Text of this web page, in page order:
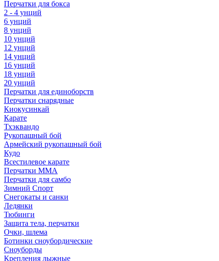
Перчатки для бокса
2 - 4 унций
6 унций
8 унций
10 унций
12 унций
14 унций
16 унций
18 унций
20 унций
Перчатки для единоборств
Перчатки снарядные
Киокусинкай
Карате
Тхэквандо
Рукопашный бой
Армейский рукопашный бой
Кудо
Всестилевое карате
Перчатки MMA
Перчатки для самбо
Зимний Спорт
Снегокаты и санки
Ледянки
Тюбинги
Защита тела, перчатки
Очки, шлема
Ботинки сноубордические
Сноуборды
Крепления лыжные